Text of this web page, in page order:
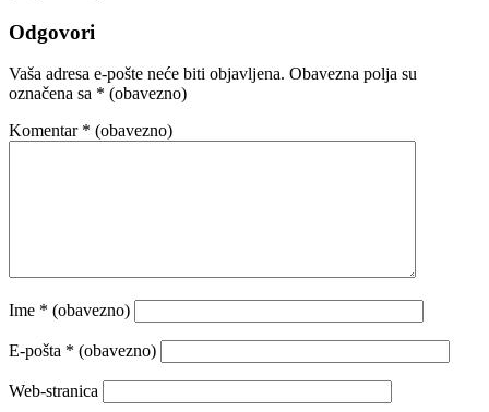
Odgovori
Vaša adresa e-pošte neće biti objavljena. Obavezna polja su
označena sa * (obavezno)
Komentar * (obavezno)
Ime * (obavezno)
E-pošta * (obavezno)
Web-stranica